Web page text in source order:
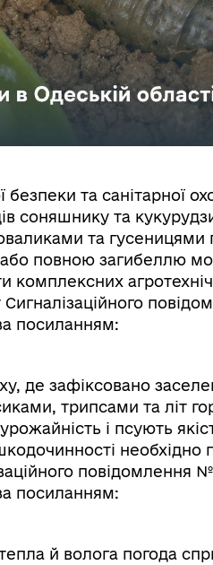
безпека та
захист інформації
фон
безпеки та санітарної
соняшнику та
та гусеницями
повною загибеллю
комплексних
посиланням:
де зафіксовано
трипсами та літ
і псують
необхідно
повідомлення
посиланням:
й волога погода